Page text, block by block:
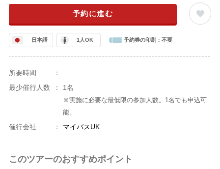
予約に進む
日本語 1人OK 予約券の印刷： 不要
所要時間
：
最少催行人数
： 1名
※実施に必要な最低限の参加人数。1名でも申込可
能。
催行会社 ： マイバスUK
このツアーのおすすめポイント